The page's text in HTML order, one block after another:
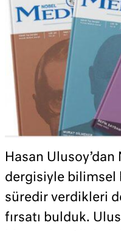
Hasan
dergisiyle bilimsel
süredir verdikleri
fırsatı bulduk.